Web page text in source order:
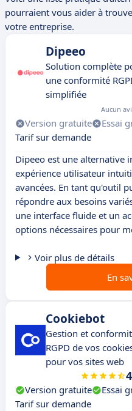
pourraient vous aider à
votre entreprise.
Dipeeo
Solution complète
une conformité
simplifiée
Aucun
Version gratuite Essai
Tarif sur demande
Dipeeo est une alternative
expérience utilisateur
avancées. En tant qu'outil
répondre aux besoins
une interface fluide et un
options nécessaires pour
Voir plus de détails
En
Cookiebot
Gestion et
RGPD de vos
pour vos sites web
Version gratuite Essai
Tarif sur demande